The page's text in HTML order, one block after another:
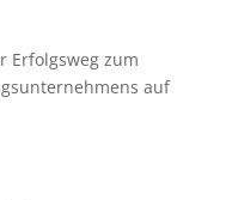
Erfolgsweg zum
auf